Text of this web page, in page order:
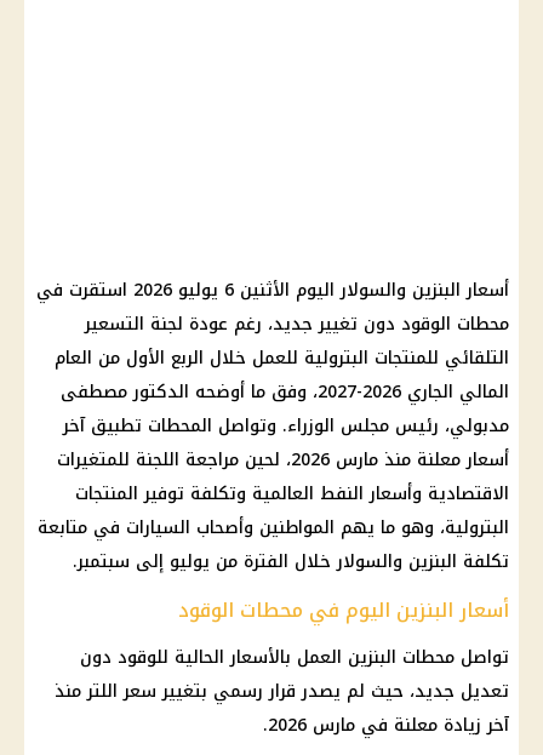
أسعار البنزين والسولار اليوم الأثنين 6 يوليو 2026 استقرت في
محطات الوقود دون تغيير جديد، رغم عودة لجنة التسعير
التلقائي للمنتجات البترولية للعمل خلال الربع الأول من العام
المالي الجاري 2026-2027، وفق ما أوضحه الدكتور مصطفى
مدبولي، رئيس مجلس الوزراء. وتواصل المحطات تطبيق آخر
أسعار معلنة منذ مارس 2026، لحين مراجعة اللجنة للمتغيرات
الاقتصادية وأسعار النفط العالمية وتكلفة توفير المنتجات
البترولية، وهو ما يهم المواطنين وأصحاب السيارات في متابعة
تكلفة البنزين والسولار خلال الفترة من يوليو إلى سبتمبر.
أسعار البنزين اليوم في محطات الوقود
تواصل محطات البنزين العمل بالأسعار الحالية للوقود دون
تعديل جديد، حيث لم يصدر قرار رسمي بتغيير سعر اللتر منذ
آخر زيادة معلنة في مارس 2026.